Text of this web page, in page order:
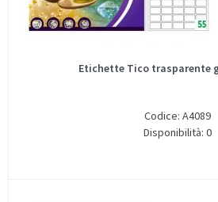
Etichette Tico trasparente
Codice: A4089
Disponibilità: 0